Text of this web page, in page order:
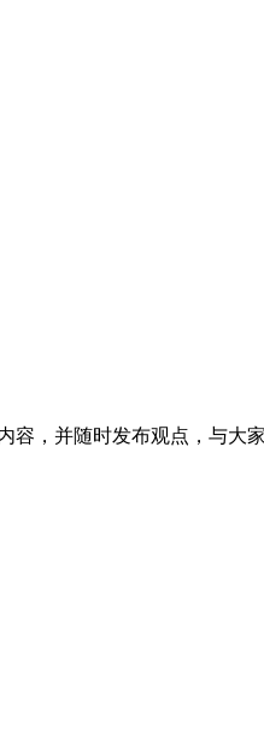
容，并随时发布观点，与大家